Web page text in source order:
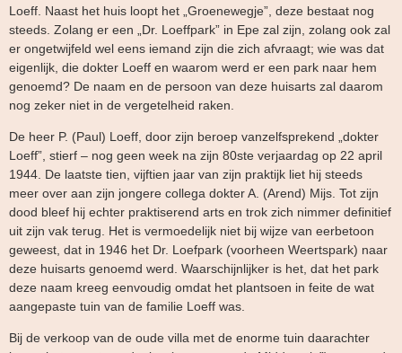
Loeff. Naast het huis loopt het „Groenewegje”, deze bestaat nog
steeds. Zolang er een „Dr. Loeffpark” in Epe zal zijn, zolang ook zal
er ongetwijfeld wel eens iemand zijn die zich afvraagt; wie was dat
eigenlijk, die dokter Loeff en waarom werd er een park naar hem
genoemd? De naam en de persoon van deze huisarts zal daarom
nog zeker niet in de vergetelheid raken.
De heer P. (Paul) Loeff, door zijn beroep vanzelfsprekend „dokter
Loeff”, stierf – nog geen week na zijn 80ste verjaardag op 22 april
1944. De laatste tien, vijftien jaar van zijn praktijk liet hij steeds
meer over aan zijn jongere collega dokter A. (Arend) Mijs. Tot zijn
dood bleef hij echter praktiserend arts en trok zich nimmer definitief
uit zijn vak terug. Het is vermoedelijk niet bij wijze van eerbetoon
geweest, dat in 1946 het Dr. Loefpark (voorheen Weertspark) naar
deze huisarts genoemd werd. Waarschijnlijker is het, dat het park
deze naam kreeg eenvoudig omdat het plantsoen in feite de wat
aangepaste tuin van de familie Loeff was.
Bij de verkoop van de oude villa met de enorme tuin daarachter